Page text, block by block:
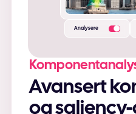
Avansert komponent-
og
Analysere